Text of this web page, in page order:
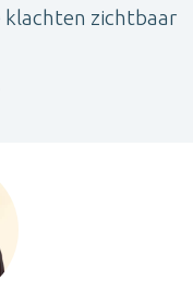
klachten zichtbaar